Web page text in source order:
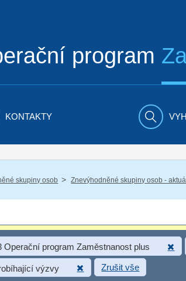
program
KONTAKTY
skupiny osob / Znevýhodněné skupiny osob -
Operační program Zaměstnanost plus
výzvy Zrušit vše